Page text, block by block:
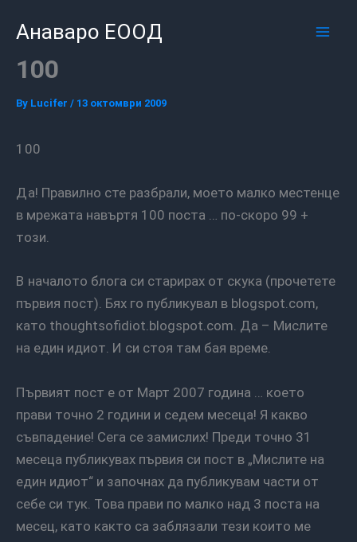
Анаваро ЕООД
100
By Lucifer / 13 октомври 2009
100
Да! Правилно сте разбрали, моето малко местенце
в мрежата навъртя 100 поста … по-скоро 99 +
този.
В началото блога си старирах от скука (прочетете
първия пост). Бях го публикувал в blogspot.com,
като thoughtsofidiot.blogspot.com. Да – Мислите
на един идиот. И си стоя там бая време.
Първият пост е от Март 2007 година … което
прави точно 2 години и седем месеца! Я какво
съвпадение! Сега се замислих! Преди точно 31
месеца публикувах първия си пост в „Мислите на
един идиот“ и започнах да публикувам части от
себе си тук. Това прави по малко над 3 поста на
месец, като както са заблязали тези които ме